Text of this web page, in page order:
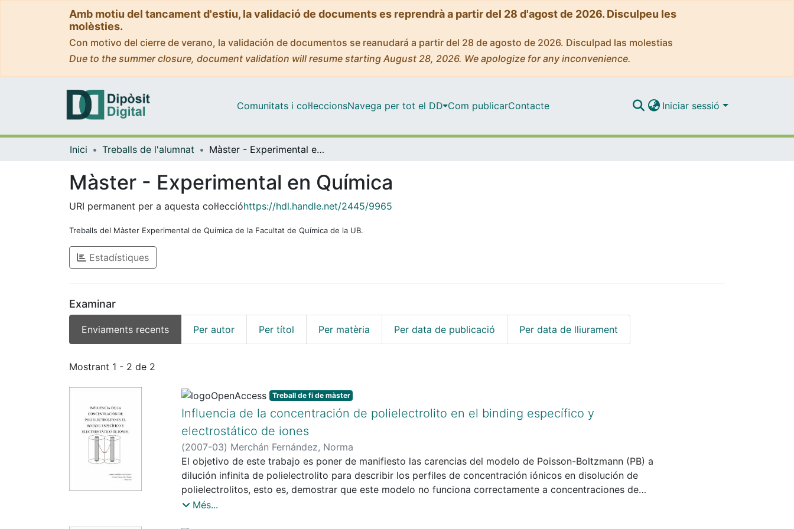
Amb motiu del tancament d'estiu, la validació de documents es reprendrà a partir del 28 d'agost de 2026. Disculpeu les
molèsties.
Con motivo del cierre de verano, la validación de documentos se reanudará a partir del 28 de agosto de 2026. Disculpad las molestias
Due to the summer closure, document validation will resume starting August 28, 2026. We apologize for any inconvenience.
Comunitats i col·leccionsNavega per tot el DD Com publicarContacte Iniciar sessió
Inici Treballs de l'alumnat Màster - Experimental en Química
Màster - Experimental en Química
URI permanent per a aquesta col·leccióhttps://hdl.handle.net/2445/9965
Treballs del Màster Experimental de Química de la Facultat de Química de la UB.
Estadístiques
Examinar
Enviaments recents Per autor Per títol Per matèria Per data de publicació Per data de lliurament
Enviaments recents
Mostrant 1 - 2 de 2
Treball de fi de màster
Influencia de la concentración de polielectrolito en el binding específico y
electrostático de iones
(2007-03) Merchán Fernández, Norma
El objetivo de este trabajo es poner de manifiesto las carencias del modelo de Poisson-Boltzmann (PB) a
dilución infinita de polielectrolito para describir los perfiles de concentración iónicos en disolución de
polielectrolitos, esto es, demostrar que este modelo no funciona correctamente a concentraciones de
polielectrolito altas y tampoco cuando la disociación de este sea grande, para ello se ha desarrollado un
Més...